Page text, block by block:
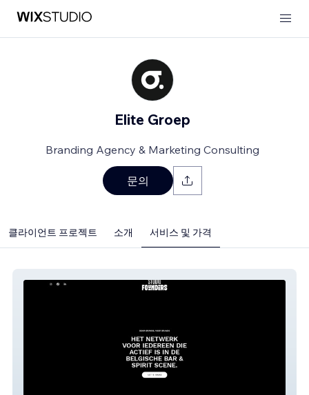
Elite Groep
Branding Agency & Marketing Consulting
문의
클라이언트 프로젝트 소개 서비스 및 가격